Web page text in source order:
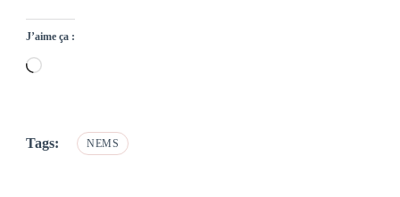
J’aime ça :
Chargement…
Tags: NEMS